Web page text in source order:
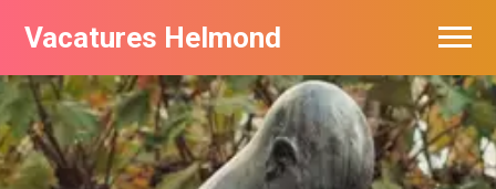
Vacatures Helmond
Vacatures bij bedrijven in Helmond
De populairste vacatures in Helmond